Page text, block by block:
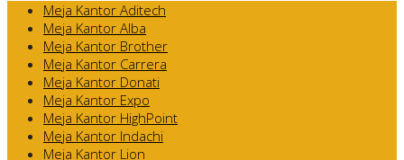
Meja Kantor Aditech
Meja Kantor Alba
Meja Kantor Brother
Meja Kantor Carrera
Meja Kantor Donati
Meja Kantor Expo
Meja Kantor HighPoint
Meja Kantor Indachi
Meja Kantor Lion